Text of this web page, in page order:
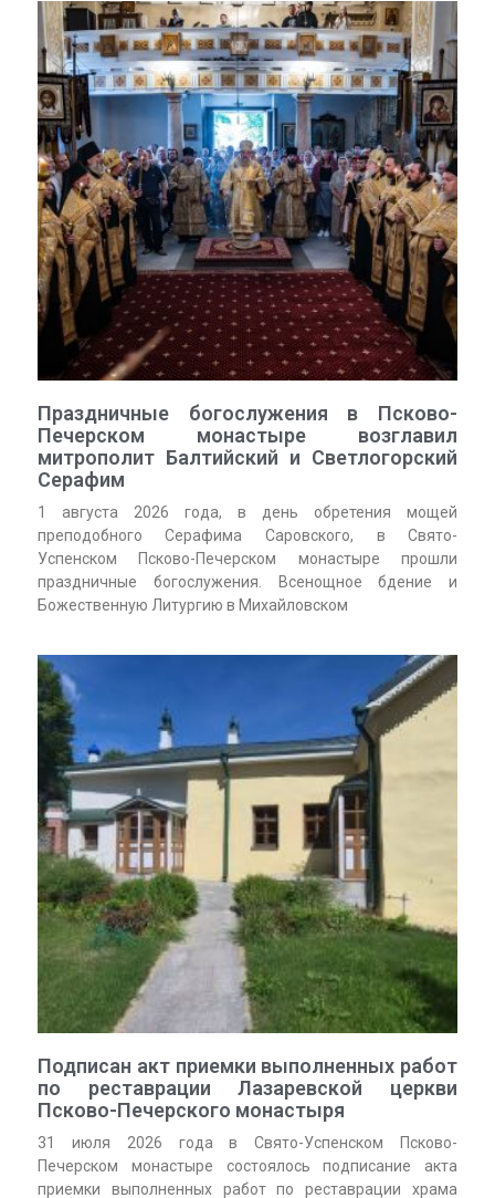
Праздничные богослужения в Псково-
Печерском монастыре возглавил
митрополит Балтийский и Светлогорский
Серафим
1 августа 2026 года, в день обретения мощей
преподобного Серафима Саровского, в Свято-
Успенском Псково-Печерском монастыре прошли
праздничные богослужения. Всенощное бдение и
Божественную Литургию в Михайловском
Подписан акт приемки выполненных работ
по реставрации Лазаревской церкви
Псково-Печерского монастыря
31 июля 2026 года в Свято-Успенском Псково-
Печерском монастыре состоялось подписание акта
приемки выполненных работ по реставрации храма